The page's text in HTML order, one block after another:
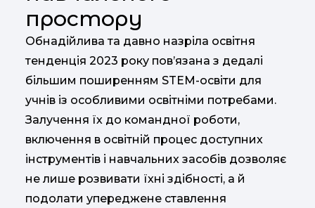
простору
Обнадійлива та давно назріла освітня
тенденція 2023 року пов’язана з дедалі
більшим поширенням STEM-освіти для
учнів із особливими освітніми потребами.
Залучення їх до командної роботи,
включення в освітній процес доступних
інструментів і навчальних засобів дозволяє
не лише розвивати їхні здібності, а й
подолати упереджене ставлення